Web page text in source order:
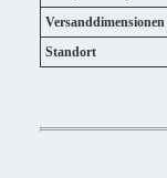
Versanddimensionen
Standort